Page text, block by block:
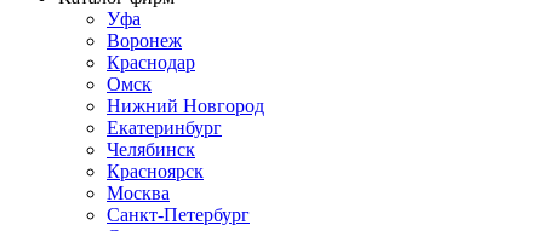
Уфа
Воронеж
Краснодар
Омск
Нижний Новгород
Екатеринбург
Челябинск
Красноярск
Москва
Санкт-Петербург